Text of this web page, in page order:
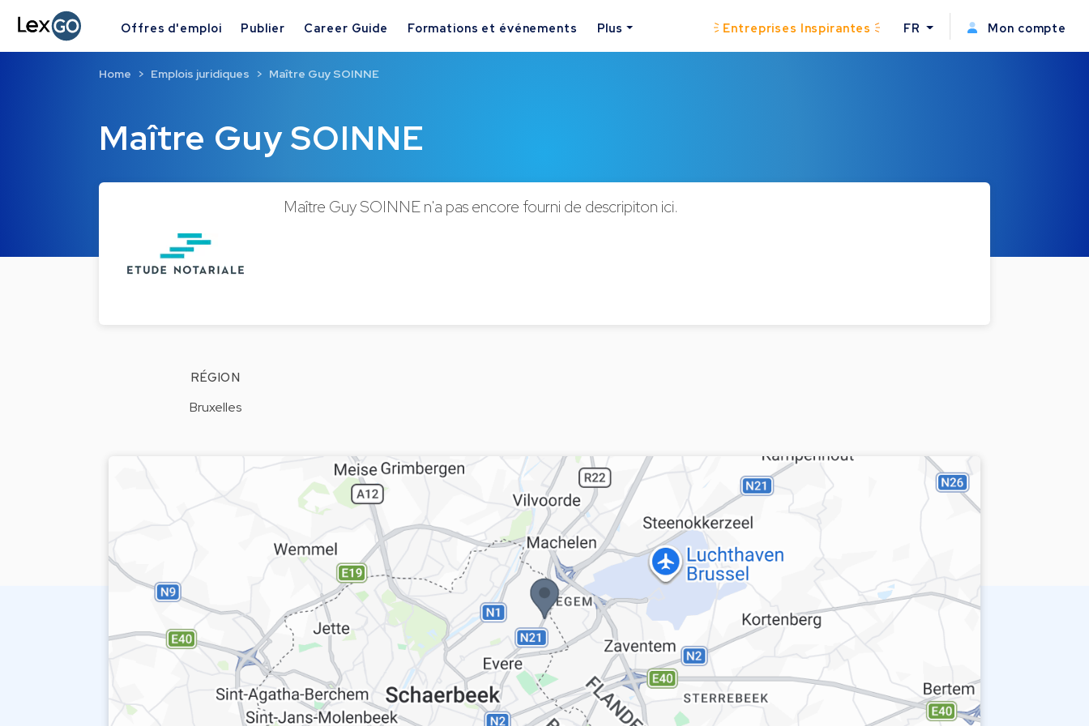
Offres d'emploi Publier Career Guide Formations et événements Plus Entreprises Inspirantes FR Mon compte
Maître Guy SOINNE
Home Emplois juridiques Maître Guy SOINNE
Maître Guy SOINNE n'a pas encore fourni de descripiton ici.
RÉGION
Bruxelles